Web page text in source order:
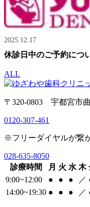
2025.12.17
休診日中のご予約につ
ALL
〒320-0803 宇都宮市
0120-307-461
※フリーダイヤルが繋
028-635-8050
診療時間
月 火 水 木
9:00~12:00
● ● ● ／
14:00~19:30 ● ● ● ／